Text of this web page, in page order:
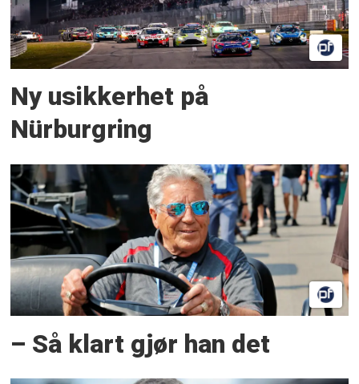
Ny usikkerhet på
Nürburgring
– Så klart gjør han det